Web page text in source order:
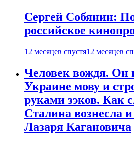
Сергей Собянин:
российское
12 месяцев спустя12 месяцев
Человек вождя. Он
Украине мову и
руками зэков. Как
Сталина вознесла
Лазаря Кагановича